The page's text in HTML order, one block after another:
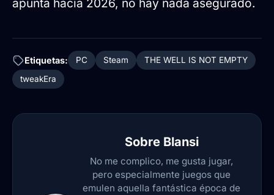
apunta hacia 2026, no hay nada asegurado.
Etiquetas: PC Steam
THE WELL IS NOT EMPTY
tweakEra
Sobre Blansi
No me complico, me gusta jugar,
pero especialmente juegos que
emulen aquella fantástica época de